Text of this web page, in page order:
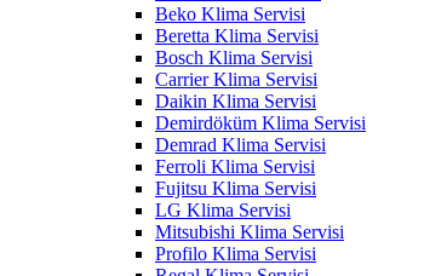
Beko Klima Servisi
Beretta Klima Servisi
Bosch Klima Servisi
Carrier Klima Servisi
Daikin Klima Servisi
Demirdöküm Klima Servisi
Demrad Klima Servisi
Ferroli Klima Servisi
Fujitsu Klima Servisi
LG Klima Servisi
Mitsubishi Klima Servisi
Profilo Klima Servisi